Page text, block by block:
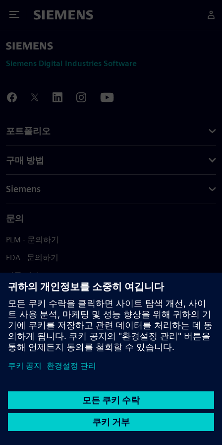
Toggle Menu
Siemens
Siemens Digital Industries Software
포트폴리오
구매 방법
Siemens
문의
PLM - 문의하기
EDA - 문의하기
각국 지사
지원 센터
피드백 제공
저작권침해 보고
© Siemens
2026
고발